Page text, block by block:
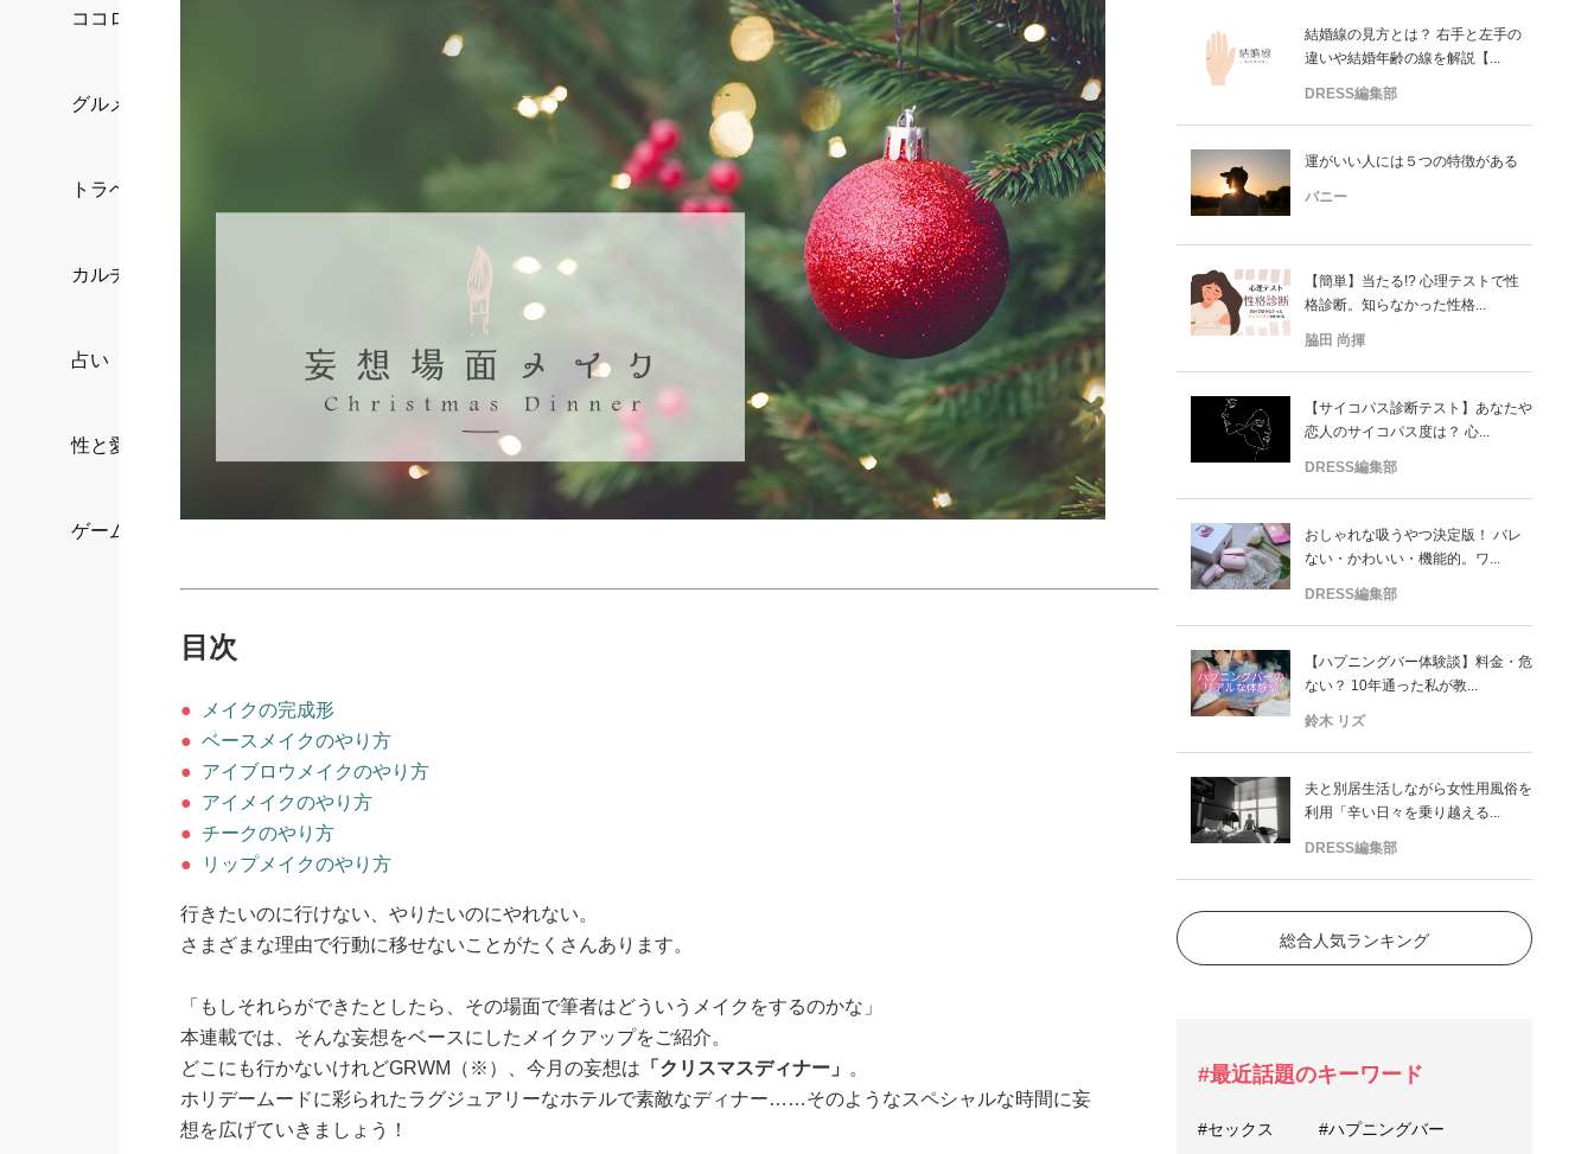
ココロ/カラダ
グルメ
トラベル
カルチャー/エンタメ
占い
性と愛
ゲーム
目次
●
メイクの完成形
● ベースメイクのやり方
● アイブロウメイクのやり方
● アイメイクのやり方
● チークのやり方
●
リップメイクのやり方
行きたいのに行けない、やりたいのにやれない。
さまざまな理由で行動に移せないことがたくさんあります。
「もしそれらができたとしたら、その場面で筆者はどういうメイクをするのかな」
本連載では、そんな妄想をベースにしたメイクアップをご紹介。
どこにも行かないけれどGRWM（※）、今月の妄想は 「クリスマスディナー」
。
ホリデームードに彩られたラグジュアリーなホテルで素敵なディナー……そのようなスペシャルな時間に妄
想を広げていきましょう！
結婚線の見方とは？ 右手と左手の
違いや結婚年齢の線を解説【...
DRESS編集部
運がいい人には５つの特徴がある
バニー
【簡単】当たる!? 心理テストで性
格診断。知らなかった性格...
脇田 尚揮
【サイコパス診断テスト】あなたや
恋人のサイコパス度は？ 心...
DRESS編集部
おしゃれな吸うやつ決定版！ バレ
ない・かわいい・機能的。ワ...
DRESS編集部
【ハプニングバー体験談】料金・危
ない？ 10年通った私が教...
鈴木 リズ
夫と別居生活しながら女性用風俗を
利用「辛い日々を乗り越える...
DRESS編集部
総合人気ランキング
#最近話題のキーワード
#セックス #ハプニングバー